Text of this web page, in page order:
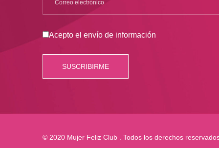
Acepto el envío de información
© 2020 Mujer Feliz Club . Todos los derechos